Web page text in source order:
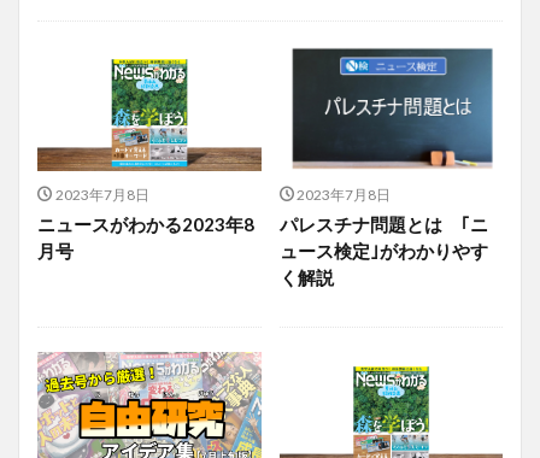
投稿
学び
マンガ
電子書籍
2023年7月8日
ニュースがわかる2023年8
月号
2023年7月8日
パレスチナ問題とは ｢ニ
ュース検定｣がわかりやす
く解説